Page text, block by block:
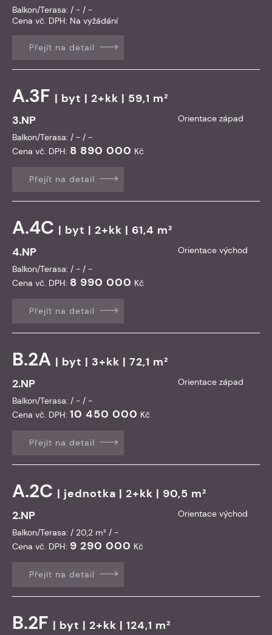
Balkon/Terasa: / - / -
Cena vč. DPH: Na vyžádání
Přejít na detail
A.3F | byt | 2+kk | 59,1 m²
3.NP
Orientace západ
Balkon/Terasa: / - / -
Cena vč. DPH: 8 890 000 Kč
Přejít na detail
A.4C | byt | 2+kk | 61,4 m²
4.NP
Orientace východ
Balkon/Terasa: / - / -
Cena vč. DPH: 8 990 000 Kč
Přejít na detail
B.2A | byt | 3+kk | 72,1 m²
2.NP
Orientace západ
Balkon/Terasa: / - / -
Cena vč. DPH: 10 450 000 Kč
Přejít na detail
A.2C | jednotka | 2+kk | 90,5 m²
2.NP
Orientace východ
Balkon/Terasa: / 20,2 m² / -
Cena vč. DPH: 9 290 000 Kč
Přejít na detail
B.2F | byt | 2+kk | 124,1 m²